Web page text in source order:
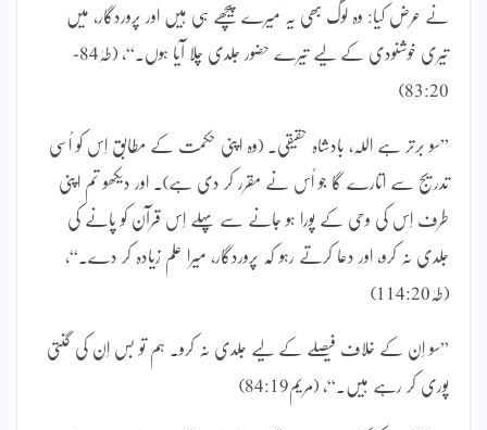
نے عرض کیا: وہ لوگ بھی یہ میرے پیچھے ہی ہیں اور پروردگار، میں
تیری خوشنودی کے لیے تیرے حضور جلدی چلا آیا ہوں۔“، (طہٰ84-
83:20)
”سو برتر ہے اللہ، بادشاہ حقیقی۔ (وہ اپنی حکمت کے مطابق اِس کو اُسی
تدریج سے اتارے گا جو اُس نے مقرر کر دی ہے)۔ اور دیکھو تم اپنی
طرف اِس کی وحی کے پورا ہو جانے سے پہلے اِس قرآن کو پانے کی
جلدی نہ کرو، اور دعا کرتے رہو کہ پروردگار، میرا علم زیادہ کر دے۔“،
(طہٰ114:20)
”سو اِن کے خلاف فیصلے کے لیے جلدی نہ کرو۔ ہم تو بس اِن کی گنتی
پوری کر رہے ہیں۔“، (مریم84:19)